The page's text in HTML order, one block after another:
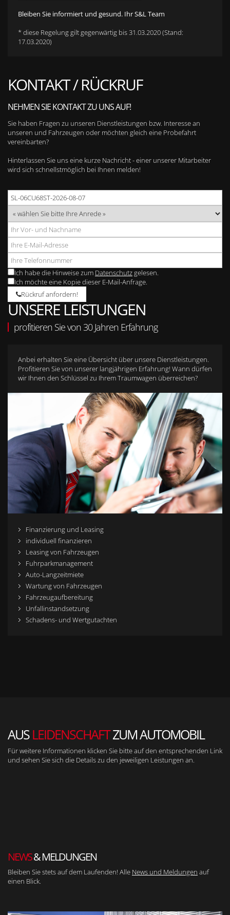
Bleiben Sie informiert und gesund. Ihr S&L Team
* diese Regelung gilt gegenwärtig bis 31.03.2020 (Stand:
17.03.2020)
KONTAKT / RÜCKRUF
NEHMEN SIE KONTAKT ZU UNS AUF!
Sie haben Fragen zu unseren Dienstleistungen bzw. Interesse an
unseren und Fahrzeugen oder möchten gleich eine Probefahrt
vereinbarten?
Hinterlassen Sie uns eine kurze Nachricht - einer unserer Mitarbeiter
wird sich schnellstmöglich bei Ihnen melden!
Ich habe die Hinweise zum Datenschutzgelesen.
Ich möchte eine Kopie dieser E-Mail-Anfrage.
Rückruf anfordern!
UNSERE LEISTUNGEN
profitieren Sie von 30 Jahren Erfahrung
Anbei erhalten Sie eine Übersicht über unsere Dienstleistungen.
Profitieren Sie von unserer langjährigen Erfahrung! Wann dürfen
wir Ihnen den Schlüssel zu Ihrem Traumwagen überreichen?
Finanzierung und Leasing
individuell finanzieren
Leasing von Fahrzeugen
Fuhrparkmanagement
Auto-Langzeitmiete
Wartung von Fahrzeugen
Fahrzeugaufbereitung
Unfallinstandsetzung
Schadens- und Wertgutachten
AUS LEIDENSCHAFTZUM AUTOMOBIL
Für weitere Informationen klicken Sie bitte auf den entsprechenden Link
und sehen Sie sich die Details zu den jeweiligen Leistungen an.
NEWS& MELDUNGEN
Bleiben Sie stets auf dem Laufenden! Alle News und Meldungen auf
einen Blick.